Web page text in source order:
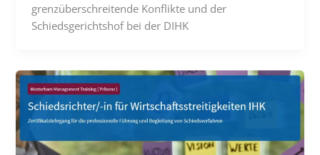
grenzüberschreitende Konflikte und der
Schiedsgerichtshof bei der DIHK